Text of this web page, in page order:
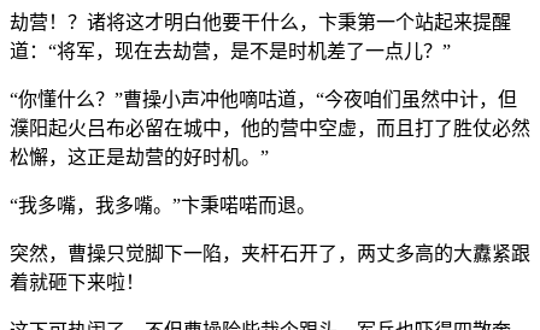
劫营！？诸将这才明白他要干什么，卞秉第一个站起来提醒
道：“将军，现在去劫营，是不是时机差了一点儿？”
“你懂什么？”曹操小声冲他嘀咕道，“今夜咱们虽然中计，但
濮阳起火吕布必留在城中，他的营中空虚，而且打了胜仗必然
松懈，这正是劫营的好时机。”
“我多嘴，我多嘴。”卞秉喏喏而退。
突然，曹操只觉脚下一陷，夹杆石开了，两丈多高的大纛紧跟
着就砸下来啦！